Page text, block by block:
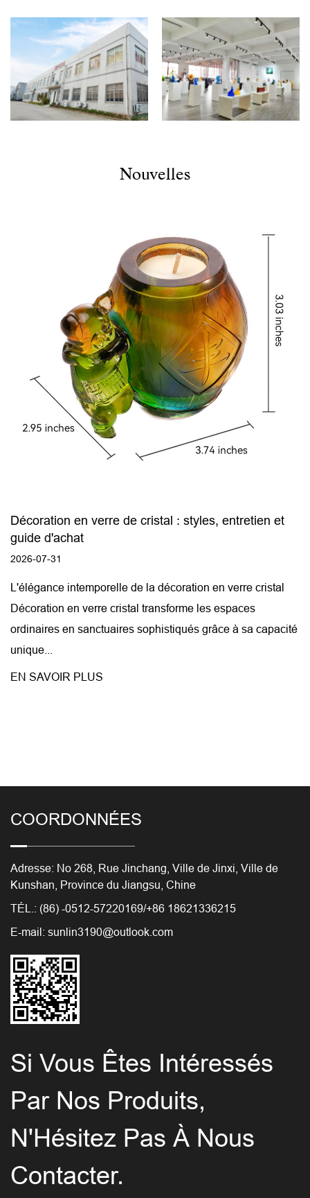
Nouvelles
Décoration en verre de cristal : styles, entretien et
guide d'achat
2026-07-31
L'élégance intemporelle de la décoration en verre cristal
Décoration en verre cristal transforme les espaces
ordinaires en sanctuaires sophistiqués grâce à sa capacité
unique...
EN SAVOIR PLUS
COORDONNÉES
Adresse: No 268, Rue Jinchang, Ville de Jinxi, Ville de
Kunshan, Province du Jiangsu, Chine
TÉL.: (86) -0512-57220169/+86 18621336215
E-mail: sunlin3190@outlook.com
Si Vous Êtes Intéressés
Par Nos Produits,
N'Hésitez Pas À Nous
Contacter.